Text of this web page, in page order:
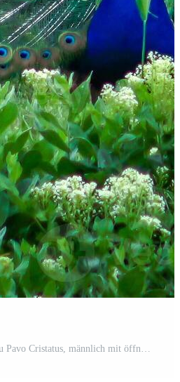
das indisch Blau Pfau, Pfau Pavo Cristatus, männlich mit öffnen hell Schwanz Gefieder Pro Foto